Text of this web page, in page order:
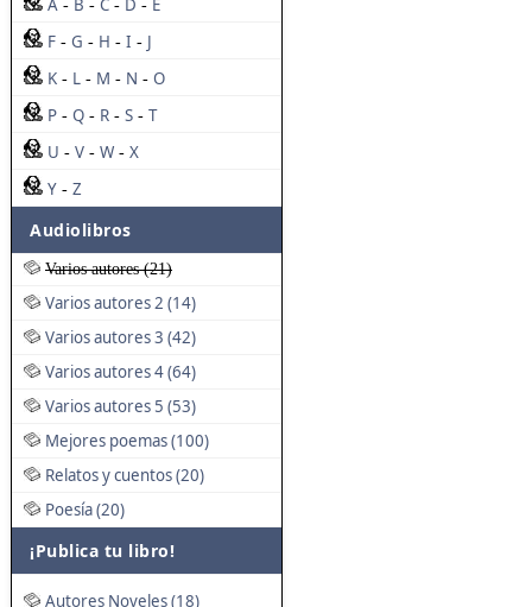
A - B - C - D - E
F - G - H - I - J
K - L - M - N - O
P - Q - R - S - T
U - V - W - X
Y - Z
Audiolibros
Varios autores (21)
Varios autores 2 (14)
Varios autores 3 (42)
Varios autores 4 (64)
Varios autores 5 (53)
Mejores poemas (100)
Relatos y cuentos (20)
Poesía (20)
¡Publica tu libro!
Autores Noveles (18)